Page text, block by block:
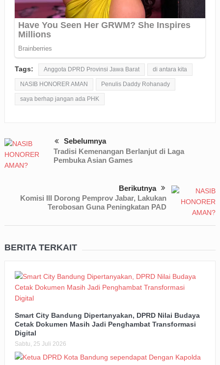
Tags: Anggota DPRD Provinsi Jawa Barat di antara kita
NASIB HONORER AMAN Penulis Daddy Rohanady
saya berhap jangan ada PHK
Sebelumnya
Tradisi Kemenangan Berlanjut di Laga
Pembuka Asian Games
Berikutnya
Komisi III Dorong Pemprov Jabar, Lakukan
Terobosan Guna Peningkatan PAD
BERITA TERKAIT
Smart City Bandung Dipertanyakan, DPRD Nilai Budaya
Cetak Dokumen Masih Jadi Penghambat Transformasi
Digital
Sabtu, 25 Juli 2026